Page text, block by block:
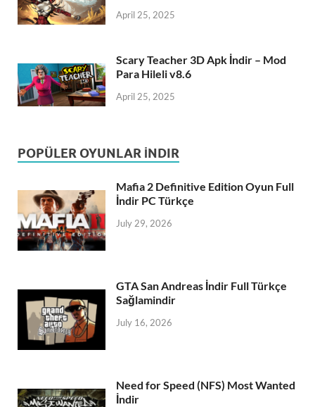
April 25, 2025
Scary Teacher 3D Apk İndir – Mod
Para Hileli v8.6
April 25, 2025
POPÜLER OYUNLAR İNDIR
Mafia 2 Definitive Edition Oyun Full
İndir PC Türkçe
July 29, 2026
GTA San Andreas İndir Full Türkçe
Sağlamindir
July 16, 2026
Need for Speed (NFS) Most Wanted
İndir